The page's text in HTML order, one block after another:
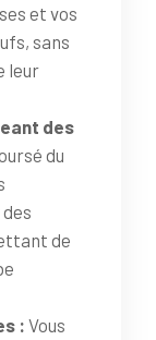
et vos
sans
leur
des
du
de
: Vous